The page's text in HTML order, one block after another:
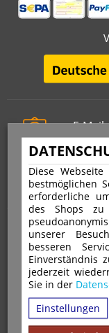
Diese
bestmöglichen
erforderliche
des Shops zu
unserer
besseren
Einverständnis
jederzeit
Sie in der
Einstellungen
E-
0221
VERSAND &